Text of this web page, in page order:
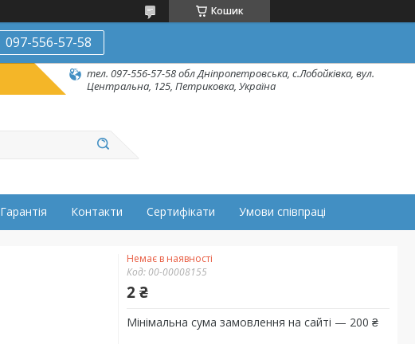
Кошик
097-556-57-58
тел. 097-556-57-58 обл Дніпропетровська, с.Лобойківка, вул.
Центральна, 125, Петриковка, Україна
Гарантія Контакти Сертифікати Умови співпраці
Немає в наявності
Код: 00-00008155
2 ₴
Мінімальна сума замовлення на сайті — 200 ₴